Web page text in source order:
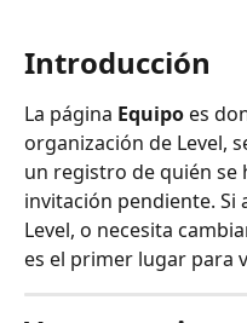
Introducción
La página Equipo es
organización de Level,
un registro de quién se
invitación pendiente. Si
Level, o necesita
es el primer lugar para